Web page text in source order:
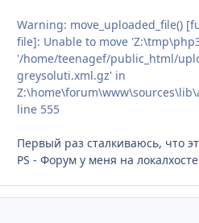
Warning: move_uploaded_file()
file]: Unable to move
'/home/teenagef/public_html/
greysoluti.xml.gz' in
line 555
Первый раз сталкиваюсь, что
PS - Форум у меня на